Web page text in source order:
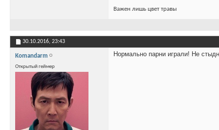
Важен лишь цвет травы
30.10.2016, 23:43
Komandarm
Открытый геймер
Нормально парни играли! Не